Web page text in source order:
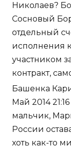
Николаев?
Сосновый
отдельный
исполнения
участником
контракт,
Башенка
Май 2014
мальчик,
России
хоть как-то